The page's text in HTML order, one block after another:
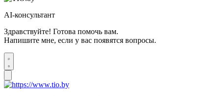
AI-консультант
Здравствуйте! Готова помочь вам.
Напишите мне, если у вас появятся вопросы.